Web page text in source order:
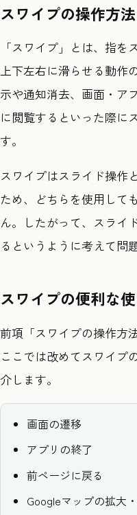
スワイプの操作方法
「スワイプ」とは、指を
上下左右に滑らせる動作
示や通知消去、画面・ア
に閲覧するといった際に
す。
スワイプはスライド操作
ため、どちらを使用して
ん。したがって、スライ
るというように考えて問
スワイプの便利な
前項「スワイプの操作方
ここでは改めてスワイプ
介します。
画面の遷移
アプリの終了
前ページに戻る
Googleマップの拡大